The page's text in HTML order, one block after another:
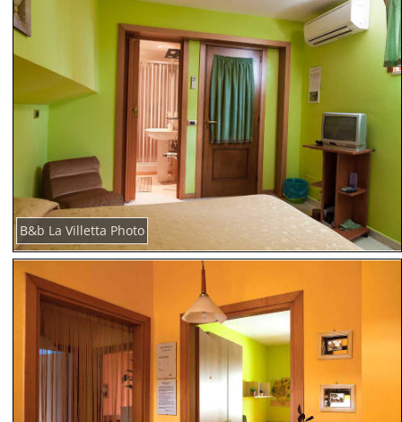
B&b La Villetta Photo